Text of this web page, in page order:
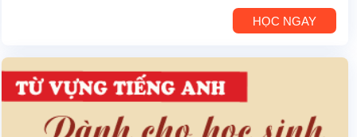
HỌC NGAY